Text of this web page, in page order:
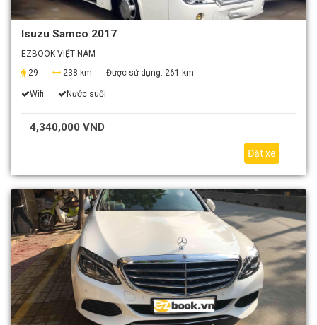
Isuzu Samco 2017
EZBOOK VIỆT NAM
29
238 km Được sử dụng: 261 km
Wifi Nước suối
4,340,000 VND
Đặt xe